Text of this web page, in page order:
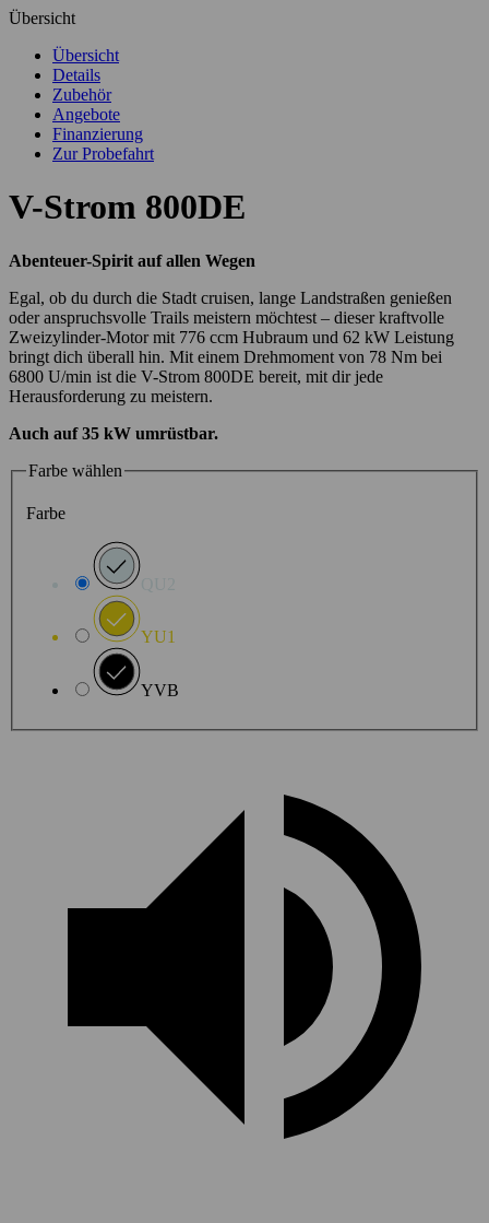
Übersicht
Übersicht
Details
Zubehör
Angebote
Finanzierung
Zur Probefahrt
V-Strom 800DE
Abenteuer-Spirit auf allen Wegen
Egal, ob du durch die Stadt cruisen, lange Landstraßen genießen
oder anspruchsvolle Trails meistern möchtest – dieser kraftvolle
Zweizylinder-Motor mit 776 ccm Hubraum und 62 kW Leistung
bringt dich überall hin. Mit einem Drehmoment von 78 Nm bei
6800 U/min ist die V-Strom 800DE bereit, mit dir jede
Herausforderung zu meistern.
Auch auf 35 kW umrüstbar.
Farbe wählen
Farbe
YU1
YVB